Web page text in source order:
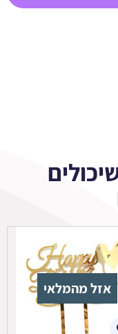
אזל מהמלאי